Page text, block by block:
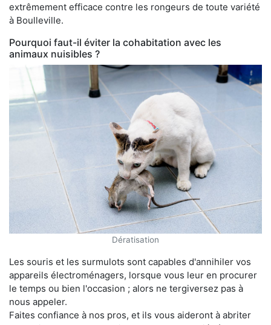
extrêmement efficace contre les rongeurs de toute variété
à Boulleville.
Pourquoi faut-il éviter la cohabitation avec les
animaux nuisibles ?
Dératisation
Les souris et les surmulots sont capables d'annihiler vos
appareils électroménagers, lorsque vous leur en procurer
le temps ou bien l'occasion ; alors ne tergiversez pas à
nous appeler.
Faites confiance à nos pros, et ils vous aideront à abriter